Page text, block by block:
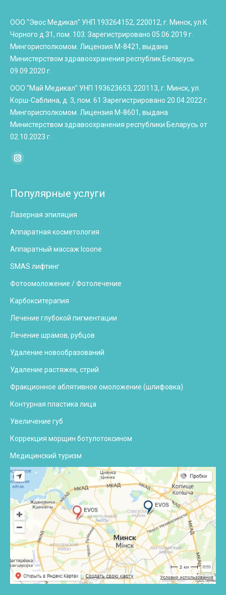
ООО "Эвос Медикал" УНП 193264152, 220012, г. Минск, ул.К.
Чорного д.31, пом. 103. Зарегистрировано 05.06.2019 г.
Мингорисполкомом. Лицензия М-8421, выдана
Министерством здравоохранения республик Беларусь
09.09.2020 г.
ООО "Май Медикал" УНП 193623653, 220113, г. Минск, ул.
Корш-Саблина, д. 3, пом. 61 Зарегистрировано 20.04.2022 г.
Мингорисполкомом. Лицензия М-8601, выдана
Министерством здравоохранения республики Беларусь от
02.10.2023 г.
Найдите нас:
Instagram
opens
new
window
Популярные услуги
Лазерная эпиляция
Аппаратная косметология
Аппаратный массаж Icoone
SMAS лифтинг
Фотоомоложение / Фотолечение
Карбокситерапия
Лечение глубокой пигментации
Лечение шрамов, рубцов
Удаление новообразований
Удаление растяжек, стрий
Фракционное аблятивное омоложение (шлифовка)
Контурная пластика лица
Увеличение губ
Коррекция морщин ботулотоксином
Медицинский туризм